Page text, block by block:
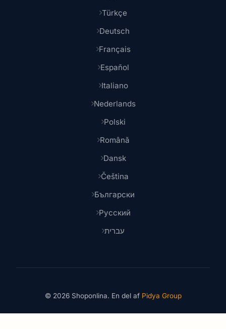
Türkçe
Deutsch
Français
Español
Italiano
Nederlands
Polski
Română
Dansk
Čeština
Български
Русский
עברית
© 2026 Shoponlina. En del af Pidya Group